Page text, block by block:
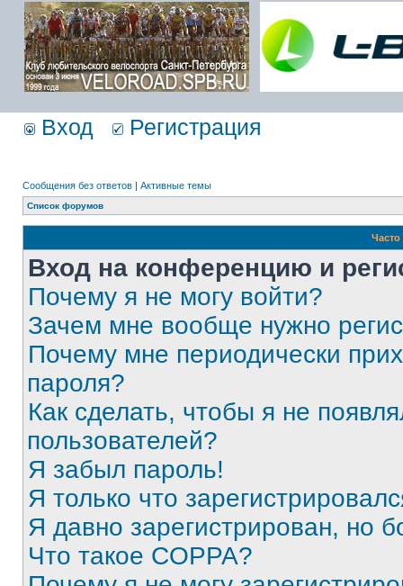
Вход Регистрация
Сообщения без ответов | Активные темы
Список форумов
Вход на конференцию и
Почему я не могу войти?
Зачем мне вообще нужно
Почему мне периодически
пароля?
Как сделать, чтобы я не
пользователей?
Я забыл пароль!
Я только что
Я давно зарегистрирован, но
Что такое COPPA?